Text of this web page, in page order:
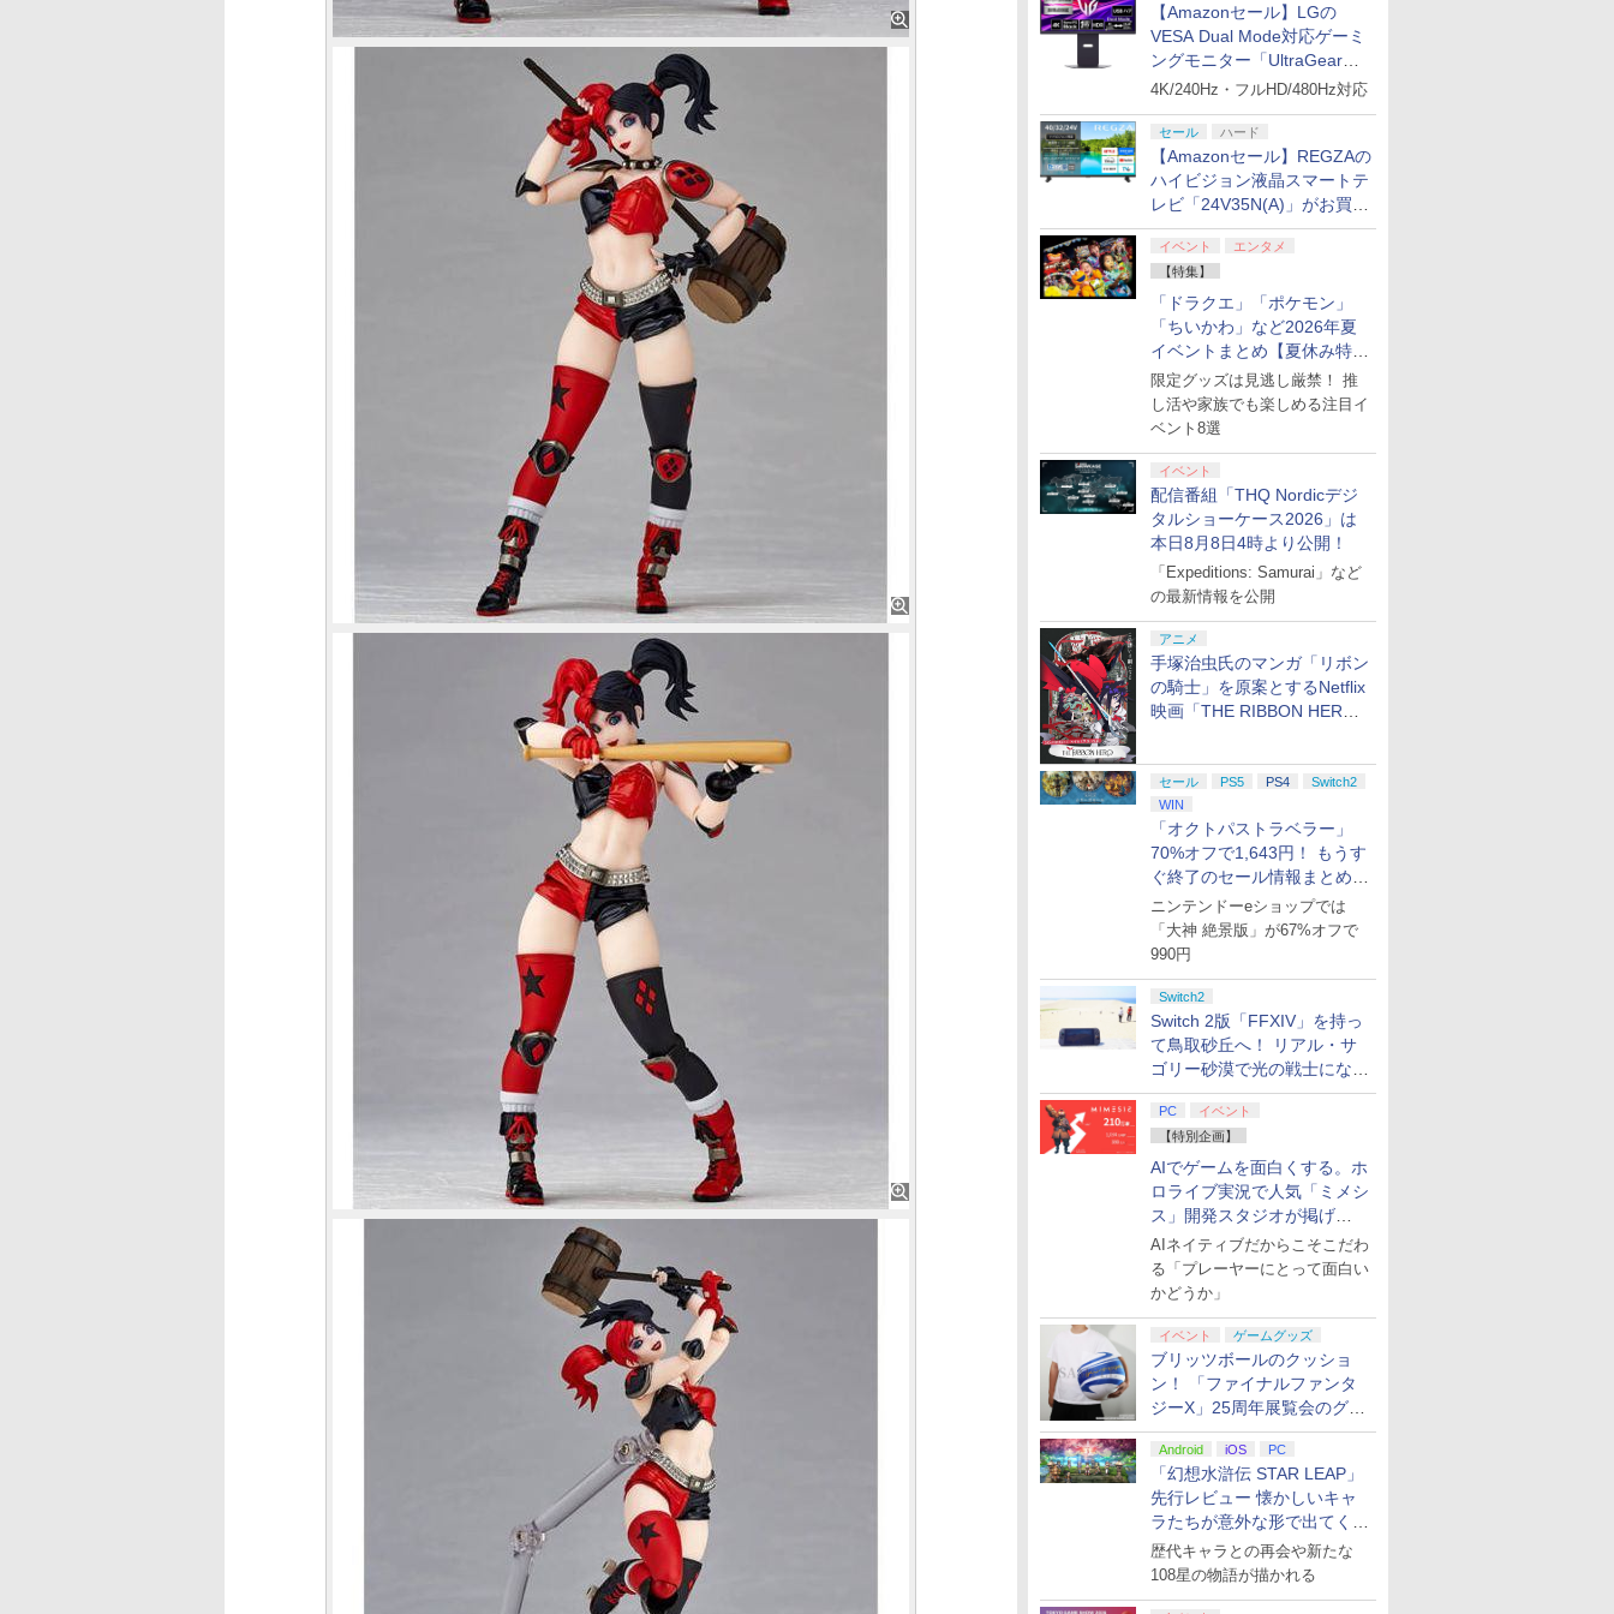
【Amazonセール】LGの
VESA Dual Mode対応ゲーミ
ングモニター「UltraGear
27G850A-B」がお買い得！
4K/240Hz・フルHD/480Hz対応
セール ハード
【Amazonセール】REGZAの
ハイビジョン液晶スマートテ
レビ「24V35N(A)」がお買い
得！
イベント
エンタメ
【特集】
「ドラクエ」「ポケモン」
「ちいかわ」など2026年夏
イベントまとめ【夏休み特
集】
限定グッズは見逃し厳禁！ 推
し活や家族でも楽しめる注目イ
ベント8選
イベント
配信番組「THQ Nordicデジ
タルショーケース2026」は
本日8月8日4時より公開！
「Expeditions: Samurai」など
の最新情報を公開
アニメ
手塚治虫氏のマンガ「リボン
の騎士」を原案とするNetflix
映画「THE RIBBON HERO
セール PS5 PS4
Switch2
WIN
「オクトパストラベラー」
70%オフで1,643円！ もうす
ぐ終了のセール情報まとめ
【8月8日更新】
ニンテンドーeショップでは
「大神 絶景版」が67%オフで
990円
Switch2
Switch 2版「FFXIV」を持っ
て鳥取砂丘へ！ リアル・サ
ゴリー砂漠で光の戦士になっ
てみた
PC
イベント
【特別企画】
AIでゲームを面白くする。ホ
ロライブ実況で人気「ミメシ
ス」開発スタジオが掲げ
る“AI活用の信念”とは？【講
演レポート】
AIネイティブだからこそこだわ
る「プレーヤーにとって面白い
かどうか」
イベント ゲームグッズ
ブリッツボールのクッショ
ン！ 「ファイナルファンタ
ジーX」25周年展覧会のグッ
ズ情報が公開
Android iOS PC
「幻想水滸伝 STAR LEAP」
先行レビュー 懐かしいキャ
ラたちが意外な形で出てくる
シリーズ完全新作！
歴代キャラとの再会や新たな
108星の物語が描かれる